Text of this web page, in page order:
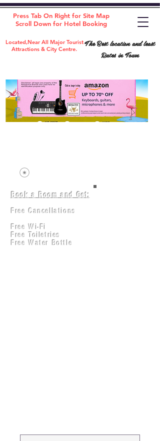
Located,Near All Major Tourist
Attractions & City Centre.
The Best location and least
Rates in Town
Press Tab On Right for Site Map
Scroll Down for Hotel Booking
Book a Room and Get:
Free Cancellations
Free Wi-Fi
Free Toiletries
Free Water Bottle